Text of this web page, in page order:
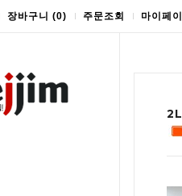
장바구니 (0) 주문조회 마이페이